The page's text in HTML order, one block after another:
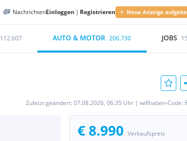
NachrichtenEinloggen | Registrieren Neue Anzeige
112.607 AUTO & MOTOR 206.730 JOBS
Zuletzt geändert: 07.08.2026, 06:35 Uhr | willhaben-Code:
€ 8.990 Verkaufspreis